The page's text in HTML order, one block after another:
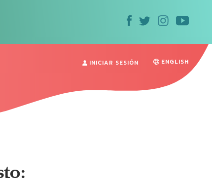
INICIAR SESIÓN ENGLISH